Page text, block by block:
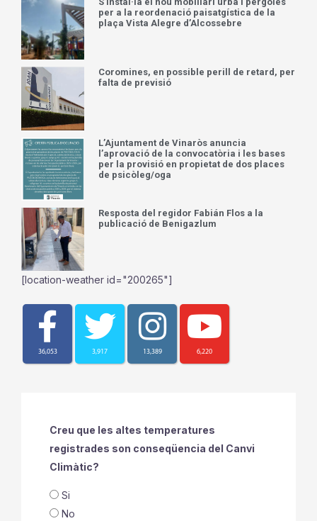
per a la reordenació paisatgística de la
plaça Vista Alegre d’Alcossebre
Coromines, en possible perill de retard, per
falta de previsió
L’Ajuntament de Vinaròs anuncia
l’aprovació de la convocatòria i les bases
per la provisió en propietat de dos places
de psicòleg/oga
Resposta del regidor Fabián Flos a la
publicació de Benigazlum
[location-weather id="200265"]
36,053 3,917 13,389 6,220
Creu que les altes temperatures
registrades son conseqüencia del Canvi
Climàtic?
Si
No